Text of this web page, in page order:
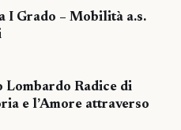
I Grado – Mobilità a.s.
Radice di
e l’Amore attraverso